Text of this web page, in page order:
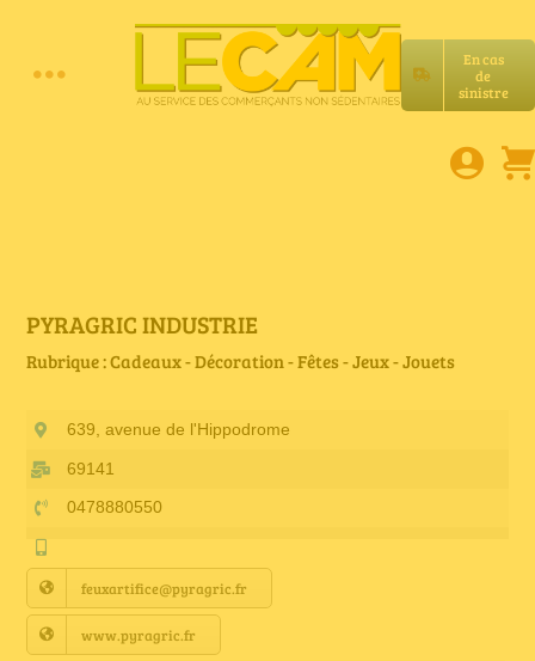
En cas
de
sinistre
Toggle
E-book
Petites annonces
Annuaire Fournisseurs
Actualités
PYRAGRIC INDUSTRIE
Rubrique : Cadeaux - Décoration - Fêtes - Jeux - Jouets
639, avenue de l'Hippodrome
69141
0478880550
feuxartifice@pyragric.fr
www.pyragric.fr